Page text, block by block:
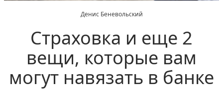
Денис Беневольский
Страховка и еще 2
вещи, которые вам
могут навязать в банке